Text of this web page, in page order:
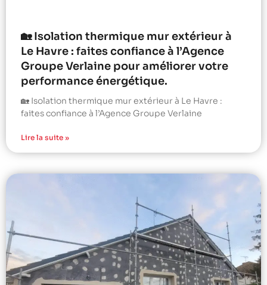
🏡 Isolation thermique mur extérieur à
Le Havre : faites confiance à l’Agence
Groupe Verlaine pour améliorer votre
performance énergétique.
🏡 Isolation thermique mur extérieur à Le Havre :
faites confiance à l’Agence Groupe Verlaine
Lire la suite »